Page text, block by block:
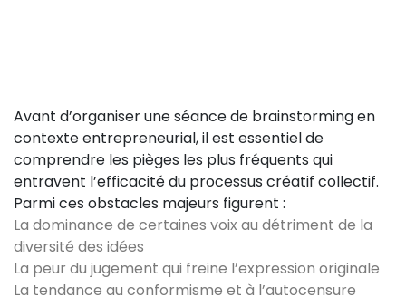
Avant d’organiser une séance de brainstorming en
contexte entrepreneurial, il est essentiel de
comprendre les pièges les plus fréquents qui
entravent l’efficacité du processus créatif collectif.
Parmi ces obstacles majeurs figurent :
La dominance de certaines voix au détriment de la
diversité des idées
La peur du jugement qui freine l’expression originale
La tendance au conformisme et à l’autocensure